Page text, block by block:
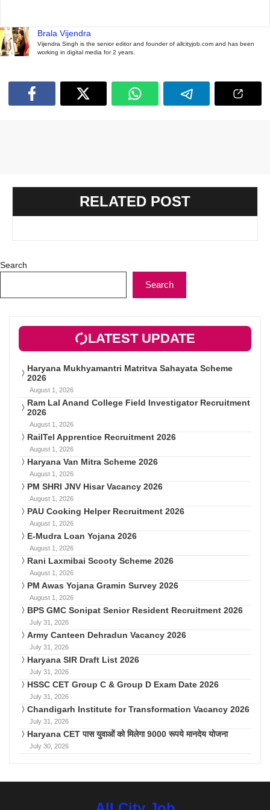
Brala Vijendra
Vijendra Singh is the senior editor and founder of allcityjob.com and has been
working in digital media for 2 years.
RELATED POST
Search
Search
LATEST UPDATE
Haryana Mukhyamantri Matritva Sahayata Scheme
2026
August 1, 2026
Ram Lal Anand College Field Investigator Recruitment
2026
August 1, 2026
RailTel Apprentice Recruitment 2026
August 1, 2026
Haryana Van Mitra Scheme 2026
August 1, 2026
PM SHRI JNV Hisar Vacancy 2026
August 1, 2026
PAU Cooking Helper Recruitment 2026
August 1, 2026
E-Mudra Loan Yojana 2026
August 1, 2026
Rani Laxmibai Scooty Scheme 2026
August 1, 2026
PM Awas Yojana Gramin Survey 2026
August 1, 2026
BPS GMC Sonipat Senior Resident Recruitment 2026
July 31, 2026
Army Canteen Dehradun Vacancy 2026
July 31, 2026
Haryana SIR Draft List 2026
July 31, 2026
HSSC CET Group C & Group D Exam Date 2026
July 31, 2026
Chandigarh Institute for Transformation Vacancy 2026
July 31, 2026
Haryana CET पास युवाओं को मिलेगा 9000 रूपये मानदेय योजना
July 30, 2026